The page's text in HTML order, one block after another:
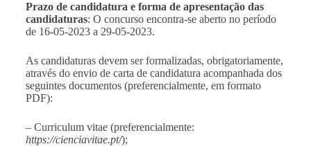
Prazo de candidatura e forma de apresentação das
candidaturas: O concurso encontra-se aberto no período
de 16-05-2023 a 29-05-2023.
As candidaturas devem ser formalizadas, obrigatoriamente,
através do envio de carta de candidatura acompanhada dos
seguintes documentos (preferencialmente, em formato
PDF):
– Curriculum vitae (preferencialmente:
https://cienciavitae.pt/);